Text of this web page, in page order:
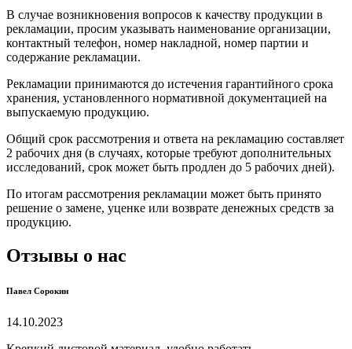
В случае возникновения вопросов к качеству продукции в
рекламации, просим указывать наименование организации,
контактный телефон, номер накладной, номер партии и
содержание рекламации.
Рекламации принимаются до истечения гарантийного срока
хранения, установленного нормативной документацией на
выпускаемую продукцию.
Общий срок рассмотрения и ответа на рекламацию составляет
2 рабочих дня (в случаях, которые требуют дополнительных
исследований, срок может быть продлен до 5 рабочих дней).
По итогам рассмотрения рекламации может быть принято
решение о замене, уценке или возврате денежных средств за
продукцию.
Отзывы о нас
Павел Сорокин
14.10.2023